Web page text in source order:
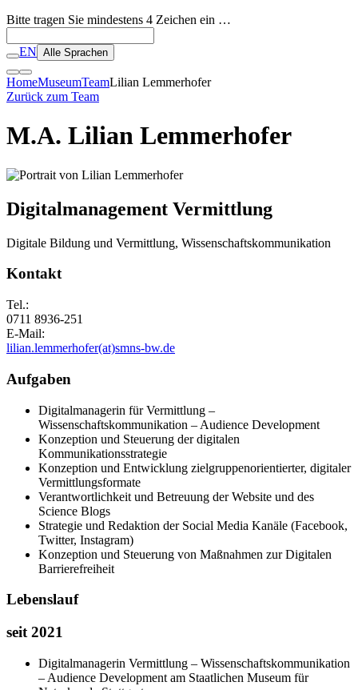
Bitte tragen Sie mindestens 4 Zeichen ein …
EN Alle Sprachen
HomeMuseumTeamLilian Lemmerhofer
Zurück zum Team
M.A. Lilian Lemmerhofer
Digitalmanagement Vermittlung
Digitale Bildung und Vermittlung, Wissenschaftskommunikation
Kontakt
Tel.:
0711 8936-251
E-Mail:
lilian.lemmerhofer(at)smns-bw.de
Aufgaben
Digitalmanagerin für Vermittlung –
Wissenschaftskommunikation – Audience Development
Konzeption und Steuerung der digitalen
Kommunikationsstrategie
Konzeption und Entwicklung zielgruppenorientierter, digitaler
Vermittlungsformate
Verantwortlichkeit und Betreuung der Website und des
Science Blogs
Strategie und Redaktion der Social Media Kanäle (Facebook,
Twitter, Instagram)
Konzeption und Steuerung von Maßnahmen zur Digitalen
Barrierefreiheit
Lebenslauf
seit 2021
Digitalmanagerin Vermittlung – Wissenschaftskommunikation
– Audience Development am Staatlichen Museum für